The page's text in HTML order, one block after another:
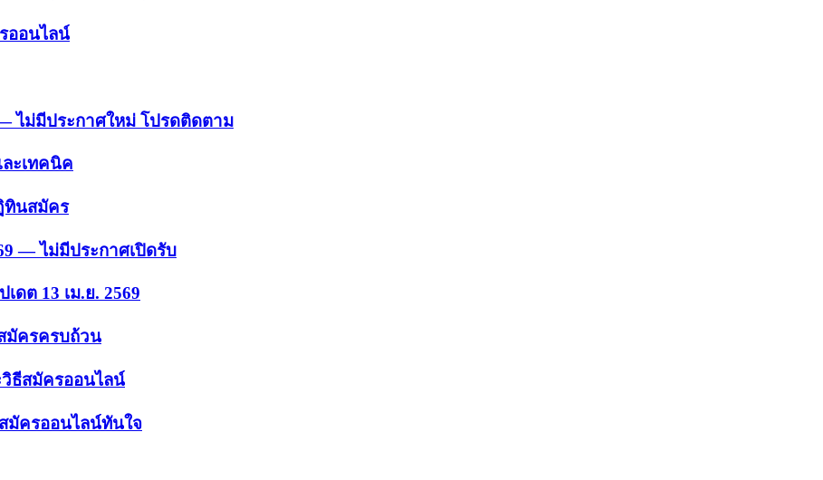
ออนไลน์
ไม่มีประกาศใหม่ โปรดติดตาม
ะเทคนิค
ทินสมัคร
— ไม่มีประกาศเปิดรับ
ดต 13 เม.ย. 2569
มัครครบถ้วน
วิธีสมัครออนไลน์
มัครออนไลน์ทันใจ